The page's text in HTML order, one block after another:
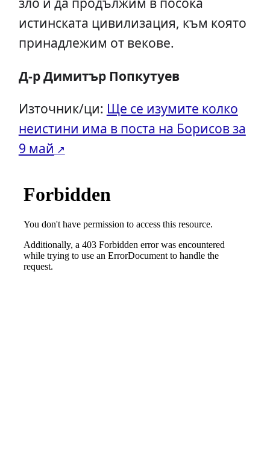
истинската цивилизация, към която
принадлежим от векове.
Д-р Димитър Попкутуев
Източник/ци: Ще се изумите колко
неистини има в поста на Борисов за
9 май